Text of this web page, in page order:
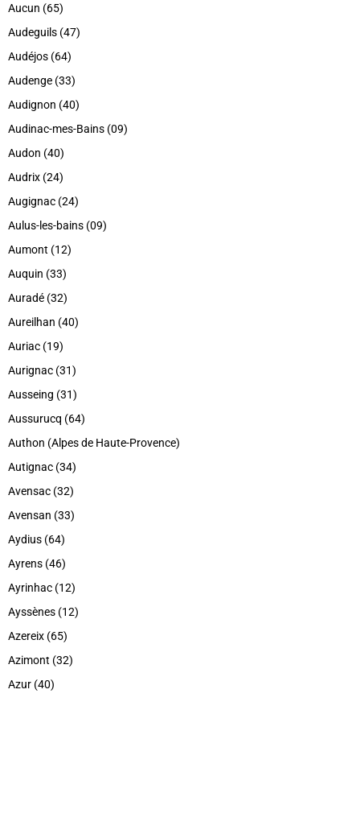
Aucun (65)
Audeguils (47)
Audéjos (64)
Audenge (33)
Audignon (40)
Audinac-mes-Bains (09)
Audon (40)
Audrix (24)
Augignac (24)
Aulus-les-bains (09)
Aumont (12)
Auquin (33)
Auradé (32)
Aureilhan (40)
Auriac (19)
Aurignac (31)
Ausseing (31)
Aussurucq (64)
Authon (Alpes de Haute-Provence)
Autignac (34)
Avensac (32)
Avensan (33)
Aydius (64)
Ayrens (46)
Ayrinhac (12)
Ayssènes (12)
Azereix (65)
Azimont (32)
Azur (40)